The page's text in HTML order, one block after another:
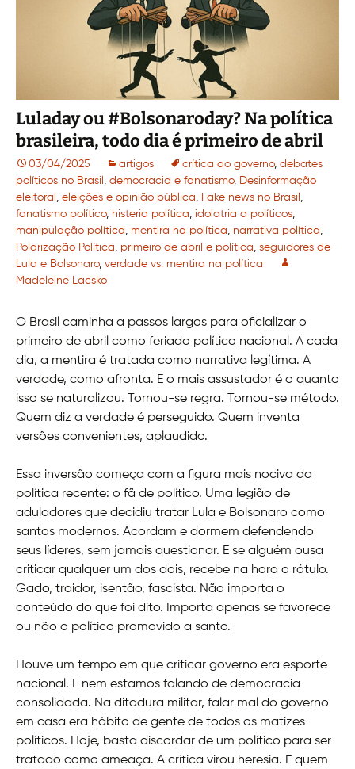
Luladay ou #Bolsonaroday? Na política
brasileira, todo dia é primeiro de abril
03/04/2025 artigos crítica ao governo, debates
políticos no Brasil
democracia e fanatismo, Desinformação
eleitoral
eleições e opinião pública Fake news no Brasil
fanatismo político, histeria política idolatria a políticos
manipulação política
mentira na política narrativa política
Polarização Política
primeiro de abril e política seguidores de
Lula e Bolsonaro, verdade vs. mentira na política
Madeleine Lacsko
O Brasil caminha a passos largos para oficializar o
primeiro de abril como feriado político nacional. A cada
dia, a mentira é tratada como narrativa legítima. A
verdade, como afronta. E o mais assustador é o quanto
isso se naturalizou. Tornou-se regra. Tornou-se método.
Quem diz a verdade é perseguido. Quem inventa
versões convenientes, aplaudido.
Essa inversão começa com a figura mais nociva da
política recente: o fã de político. Uma legião de
aduladores que decidiu tratar Lula e Bolsonaro como
santos modernos. Acordam e dormem defendendo
seus líderes, sem jamais questionar. E se alguém ousa
criticar qualquer um dos dois, recebe na hora o rótulo.
Gado, traidor, isentão, fascista. Não importa o
conteúdo do que foi dito. Importa apenas se favorece
ou não o político promovido a santo.
Houve um tempo em que criticar governo era esporte
nacional. E nem estamos falando de democracia
consolidada. Na ditadura militar, falar mal do governo
em casa era hábito de gente de todos os matizes
políticos. Hoje, basta discordar de um político para ser
tratado como ameaça. A crítica virou heresia. E quem